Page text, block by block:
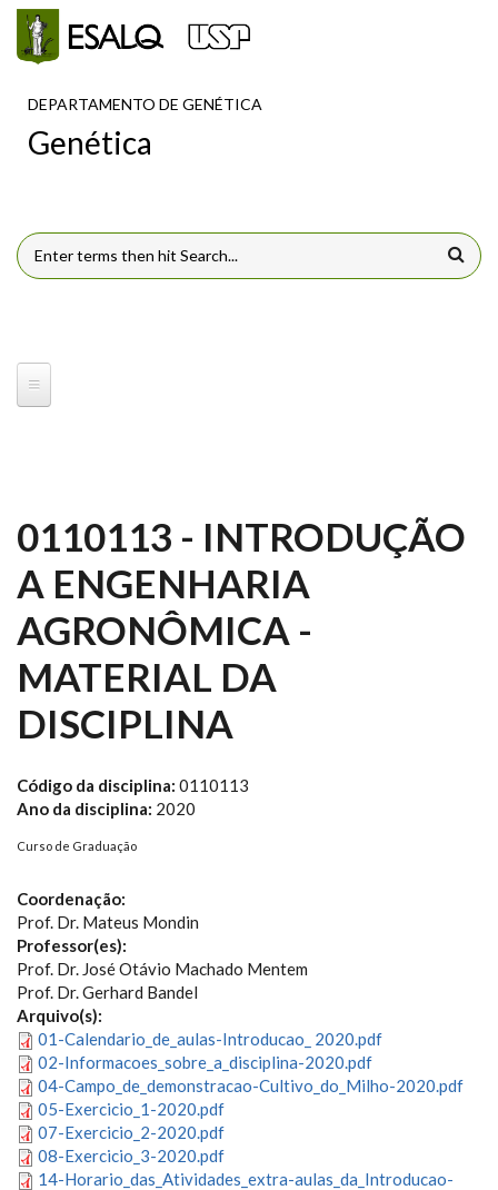
Pular para o conteúdo principal
DEPARTAMENTO DE GENÉTICA
Genética
FORMULÁRIO DE BUSCA
0110113 - INTRODUÇÃO
A ENGENHARIA
AGRONÔMICA -
MATERIAL DA
DISCIPLINA
Código da disciplina: 0110113
Ano da disciplina: 2020
Curso de Graduação
Coordenação:
Prof. Dr. Mateus Mondin
Professor(es):
Prof. Dr. José Otávio Machado Mentem
Prof. Dr. Gerhard Bandel
Arquivo(s):
01-Calendario_de_aulas-Introducao_ 2020.pdf
02-Informacoes_sobre_a_disciplina-2020.pdf
04-Campo_de_demonstracao-Cultivo_do_Milho-2020.pdf
05-Exercicio_1-2020.pdf
07-Exercicio_2-2020.pdf
08-Exercicio_3-2020.pdf
14-Horario_das_Atividades_extra-aulas_da_Introducao-